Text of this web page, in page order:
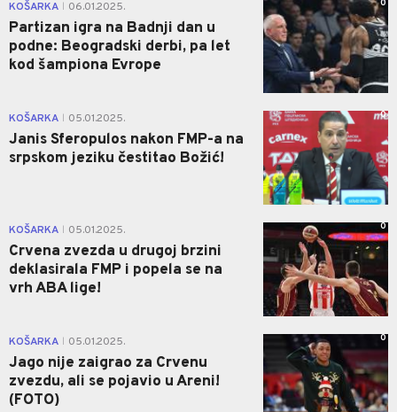
KOŠARKA 06.01.2025.
Partizan igra na Badnji dan u
podne: Beogradski derbi, pa let
kod šampiona Evrope
0
KOŠARKA 05.01.2025.
Janis Sferopulos nakon FMP-a na
srpskom jeziku čestitao Božić!
0
KOŠARKA 05.01.2025.
Crvena zvezda u drugoj brzini
deklasirala FMP i popela se na
vrh ABA lige!
0
KOŠARKA 05.01.2025.
Jago nije zaigrao za Crvenu
zvezdu, ali se pojavio u Areni!
(FOTO)
0